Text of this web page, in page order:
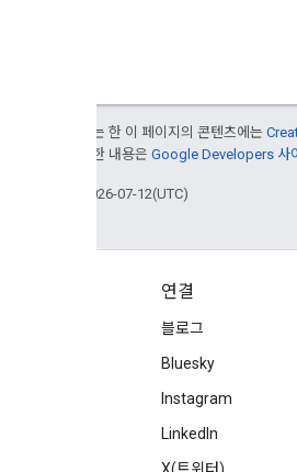
달리 명시되지 않는 한 이 페이지의 콘텐츠에는
부여됩니다. 자세한 내용은 Google Developers 사
최종 업데이트: 2026-07-12(UTC)
연결
블로그
Bluesky
Instagram
LinkedIn